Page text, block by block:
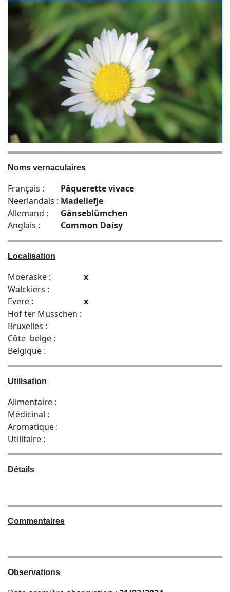
Noms vernaculaires
Français :
Pâquerette vivace
Neerlandais : Madeliefje
Allemand :
Gänseblümchen
Anglais :
Common Daisy
Localisation
Moeraske :
x
Walckiers :
Evere :
x
Hof ter Musschen :
Bruxelles :
Côte belge :
Belgique :
Utilisation
Alimentaire :
Médicinal :
Aromatique :
Utilitaire :
Détails
Commentaires
Observations